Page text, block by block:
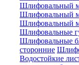
Шлифовальный
Шлифовальный
Шлифовальный
Шлифовальные
Шлифовальные
сторонние
Водостойкие